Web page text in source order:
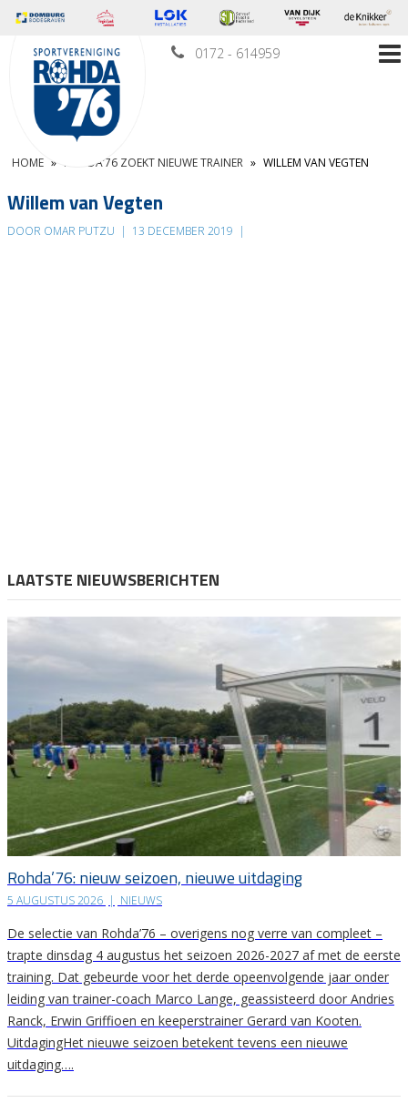
0172 - 614959
HOME » ROHDA’76 ZOEKT NIEUWE TRAINER » WILLEM VAN VEGTEN
Willem van Vegten
DOOR OMAR PUTZU | 13 DECEMBER 2019 |
LAATSTE NIEUWSBERICHTEN
Rohda’76: nieuw seizoen, nieuwe uitdaging
5 AUGUSTUS 2026 | NIEUWS
De selectie van Rohda’76 – overigens nog verre van compleet –
trapte dinsdag 4 augustus het seizoen 2026-2027 af met de eerste
training. Dat gebeurde voor het derde opeenvolgende jaar onder
leiding van trainer-coach Marco Lange, geassisteerd door Andries
Ranck, Erwin Griffioen en keeperstrainer Gerard van Kooten.
UitdagingHet nieuwe seizoen betekent tevens een nieuwe
uitdaging….